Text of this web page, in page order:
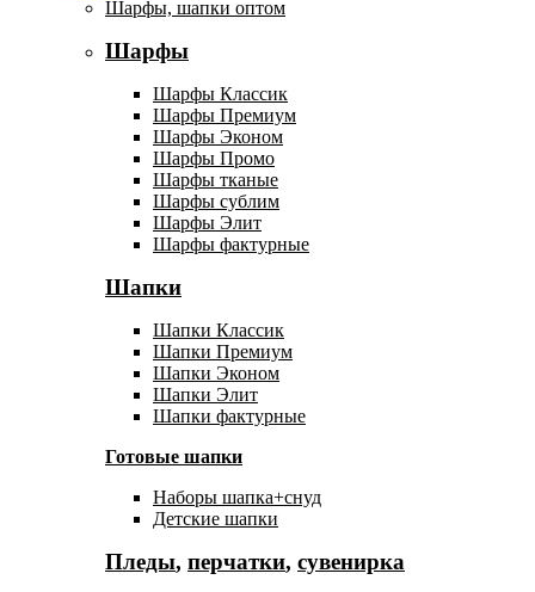
Шарфы, шапки оптом
Шарфы
Шарфы Классик
Шарфы Премиум
Шарфы Эконом
Шарфы Промо
Шарфы тканые
Шарфы сублим
Шарфы Элит
Шарфы фактурные
Шапки
Шапки Классик
Шапки Премиум
Шапки Эконом
Шапки Элит
Шапки фактурные
Готовые шапки
Наборы шапка+снуд
Детские шапки
Пледы, перчатки, сувенирка